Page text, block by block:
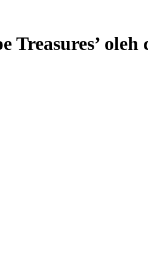
oleh